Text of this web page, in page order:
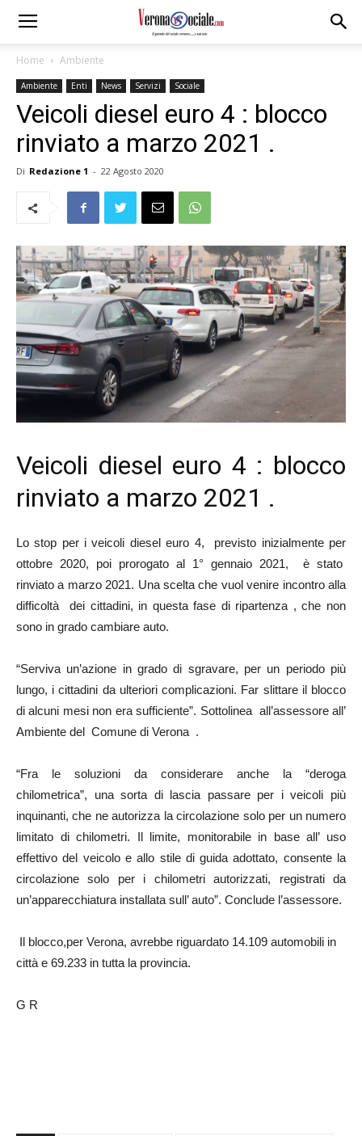
Home Ambiente
Ambiente Enti News Servizi Sociale
Veicoli diesel euro 4 : blocco
rinviato a marzo 2021 .
Di Redazione 1 - 22 Agosto 2020
Veicoli diesel euro 4 : blocco
rinviato a marzo 2021 .
Lo stop per i veicoli diesel euro 4, previsto inizialmente per
ottobre 2020, poi prorogato al 1° gennaio 2021, è stato
rinviato a marzo 2021. Una scelta che vuol venire incontro alla
difficoltà dei cittadini, in questa fase di ripartenza , che non
sono in grado cambiare auto.
“Serviva un’azione in grado di sgravare, per un periodo più
lungo, i cittadini da ulteriori complicazioni. Far slittare il blocco
di alcuni mesi non era sufficiente”. Sottolinea all’assessore all’
Ambiente del Comune di Verona .
“Fra le soluzioni da considerare anche la “deroga
chilometrica”, una sorta di lascia passare per i veicoli più
inquinanti, che ne autorizza la circolazione solo per un numero
limitato di chilometri. Il limite, monitorabile in base all’ uso
effettivo del veicolo e allo stile di guida adottato, consente la
circolazione solo per i chilometri autorizzati, registrati da
un’apparecchiatura installata sull’ auto”. Conclude l’assessore.
Il blocco,per Verona, avrebbe riguardato 14.109 automobili in
città e 69.233 in tutta la provincia.
G R